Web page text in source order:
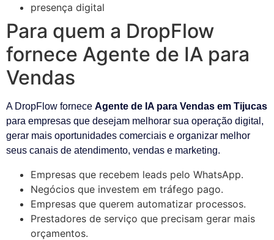
presença digital
Para quem a DropFlow
fornece Agente de IA para
Vendas
A DropFlow fornece Agente de IA para Vendas em Tijucas
para empresas que desejam melhorar sua operação digital,
gerar mais oportunidades comerciais e organizar melhor
seus canais de atendimento, vendas e marketing.
Empresas que recebem leads pelo WhatsApp.
Negócios que investem em tráfego pago.
Empresas que querem automatizar processos.
Prestadores de serviço que precisam gerar mais
orçamentos.